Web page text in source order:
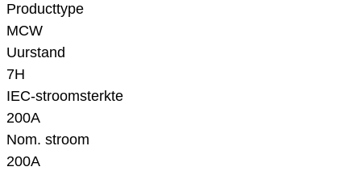
Producttype
MCW
Uurstand
7H
IEC-stroomsterkte
200A
Nom. stroom
200A